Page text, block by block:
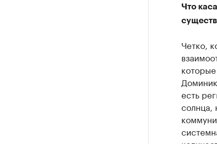
Что
Четко,
есть
солнца,